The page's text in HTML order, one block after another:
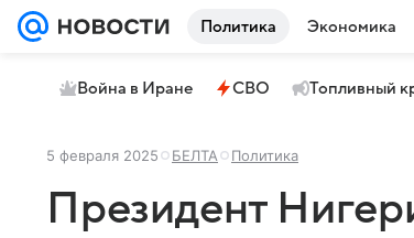
Политика Экономика
Война в Иране СВО Топливный
5 февраля 2025 БЕЛТА Политика
Президент